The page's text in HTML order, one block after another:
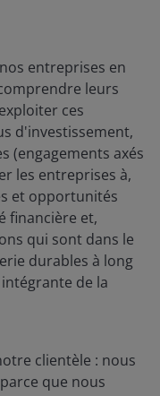
entreprises en
leurs
ces
d'investissement,
(engagements axés
les entreprises à,
et opportunités
financière et,
qui sont dans le
durables à long
de la
clientèle : nous
que nous